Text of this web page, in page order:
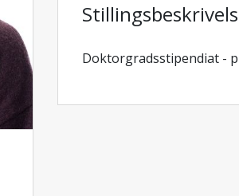
Doktorgradsstipendiat -